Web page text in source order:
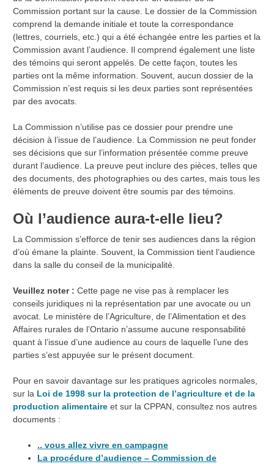
Commission portant sur la cause. Le dossier de la Commission
comprend la demande initiale et toute la correspondance
(lettres, courriels, etc.) qui a été échangée entre les parties et la
Commission avant l’audience. Il comprend également une liste
des témoins qui seront appelés. De cette façon, toutes les
parties ont la même information. Souvent, aucun dossier de la
Commission n’est requis si les deux parties sont représentées
par des avocats.
La Commission n’utilise pas ce dossier pour prendre une
décision à l’issue de l’audience. La Commission ne peut fonder
ses décisions que sur l’information présentée comme preuve
durant l’audience. La preuve peut inclure des pièces, telles que
des documents, des photographies ou des cartes, mais tous les
éléments de preuve doivent être soumis par des témoins.
Où l’audience aura-t-elle lieu?
La Commission s’efforce de tenir ses audiences dans la région
d’où émane la plainte. Souvent, la Commission tient l’audience
dans la salle du conseil de la municipalité.
Veuillez noter : Cette page ne vise pas à remplacer les
conseils juridiques ni la représentation par une avocate ou un
avocat. Le ministère de l’Agriculture, de l’Alimentation et des
Affaires rurales de l’Ontario n’assume aucune responsabilité
quant à l’issue d’une audience au cours de laquelle l’une des
parties s’est appuyée sur le présent document.
Pour en savoir davantage sur les pratiques agricoles normales,
sur la Loi de 1998 sur la protection de l’agriculture et de la
production alimentaire et sur la CPPAN, consultez nos autres
documents :
.. vous allez vivre en campagne
La procédure d’audience – Commission de